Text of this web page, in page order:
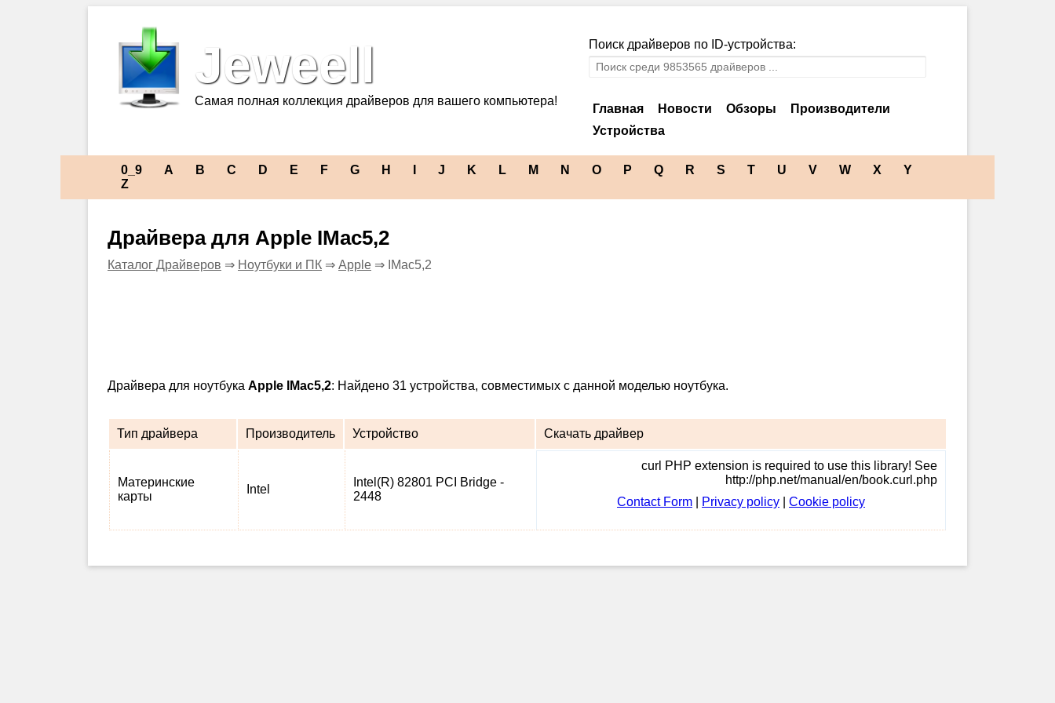
Jeweell
Самая полная коллекция драйверов для вашего компьютера!
Поиск драйверов по ID-устройства:
Главная Новости Обзоры
Производители
Устройства
0_9 A B C D E F G H J K L M N O P Q R S T U V W X
Y
Z
Драйвера для Apple IMac5,2
Каталог Драйверов ⇒ Ноутбуки и ПК ⇒ Apple ⇒ IMac5,2
Драйвера для ноутбука Apple IMac5,2: Найдено 31 устройства, совместимых с данной моделью ноутбука.
Тип драйвера Производитель Устройство Скачать драйвер
Материнские
карты
Intel
Intel(R) 82801 PCI Bridge -
2448
curl PHP extension is required to use this library! See
http://php.net/manual/en/book.curl.php
Contact Form
Privacy policy Cookie policy